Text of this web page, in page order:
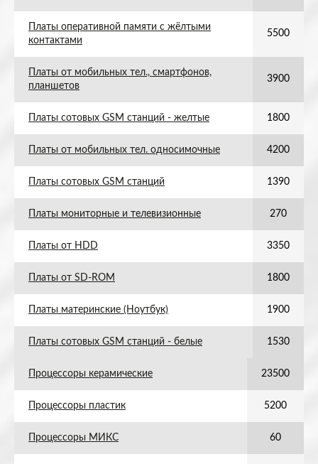
Платы оперативной памяти с жёлтыми
контактами
5500
Платы от мобильных тел., смартфонов,
планшетов
3900
Платы сотовых GSM станций - желтые 1800
Платы от мобильных тел. односимочные 4200
Платы сотовых GSM станций 1390
Платы мониторные и телевизионные 270
Платы от HDD 3350
Платы от SD-ROM 1800
Платы материнские (Ноутбук) 1900
Платы сотовых GSM станций - белые 1530
Процессоры керамические 23500
Процессоры пластик 5200
Процессоры МИКС 60